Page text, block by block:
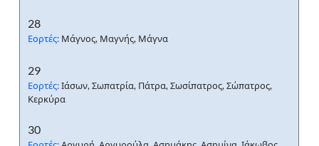
28
Εορτές: Μάγνος, Μαγνής, Μάγνα
29
Εορτές:Ιάσων, Σωπατρία, Πάτρα, Σωσίπατρος, Σώπατρος,
Κερκύρα
30